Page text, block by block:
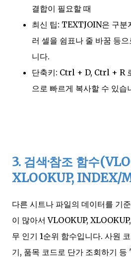
결합이 필요할 때
최신 팁: TEXTJOIN은 구분
러 셀을 쉼표나 줄 바꿈 등
니다.
단축키: Ctrl + D, Ctrl + R
으로 빠르게 복사할 수 있습
3. 검색·참조 함수
XLOOKUP, INDEX/
다른 시트나 파일의 데이터를 기
이 많아서 VLOOKUP,
무 인기 1순위 함수입니다. 사원
기, 품목 코드로 단가 조회하기 등